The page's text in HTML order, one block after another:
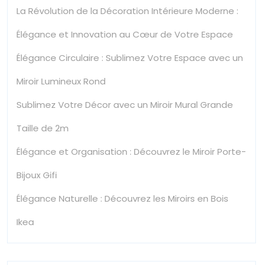
La Révolution de la Décoration Intérieure Moderne :
Élégance et Innovation au Cœur de Votre Espace
Élégance Circulaire : Sublimez Votre Espace avec un
Miroir Lumineux Rond
Sublimez Votre Décor avec un Miroir Mural Grande
Taille de 2m
Élégance et Organisation : Découvrez le Miroir Porte-
Bijoux Gifi
Élégance Naturelle : Découvrez les Miroirs en Bois
Ikea